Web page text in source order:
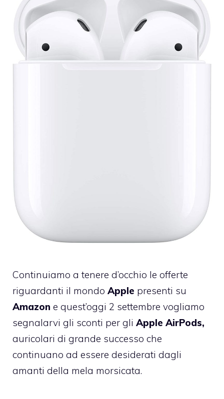
Continuiamo a tenere d’occhio le offerte
riguardanti il mondo Apple presenti su
Amazon e quest’oggi 2 settembre vogliamo
segnalarvi gli sconti per gli Apple AirPods,
auricolari di grande successo che
continuano ad essere desiderati dagli
amanti della mela morsicata.